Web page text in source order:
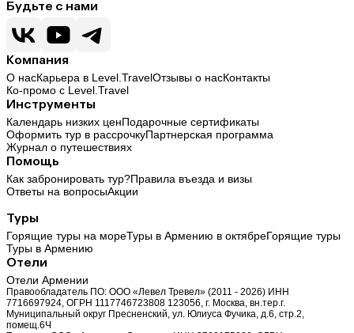
Будьте с нами
Компания
О насКарьера в Level.TravelОтзывы о насКонтакты
Ко-промо с Level.Travel
Инструменты
Календарь низких ценПодарочные сертификаты
Оформить тур в рассрочкуПартнерская программа
Журнал о путешествиях
Помощь
Как забронировать тур?Правила въезда и визы
Ответы на вопросыАкции
Туры
Горящие туры на мореТуры в Армению в октябреГорящие туры
Туры в Армению
Отели
Отели Армении
Правообладатель ПО: ООО «Левел Тревел» (2011 - 2026) ИНН
7716697924, ОГРН 1117746723808 123056, г. Москва, вн.тер.г.
Муниципальный округ Пресненский, ул. Юлиуса Фучика, д.6, стр.2,
помещ.6Ч